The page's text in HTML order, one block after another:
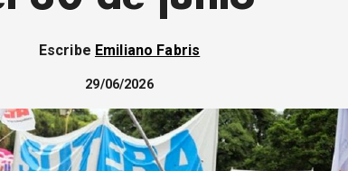
Escribe Emiliano Fabris
29/06/2026